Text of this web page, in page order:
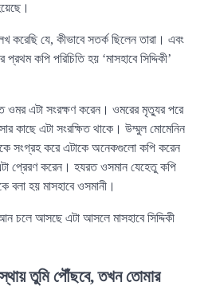
করেছি যে, কীভাবে সতর্ক ছিলেন তারা। এবং
কপি পরিচিতি হয় ‘মাসহাবে সিদ্দিকী’
এটা সংরক্ষণ করেন। ওমরের মৃত্যুর পরে
কাছে এটা সংরক্ষিত থাকে। উম্মুল মোমেনিন
সংগ্রহ করে এটাকে অনেকগুলো কপি করেন
প্রেরণ করেন। হযরত ওসমান যেহেতু কপি
বলা হয় মাসহাবে ওসমানী।
চলে আসছে এটা আসলে মাসহাবে সিদ্দিকী
তুমি পৌঁছবে, তখন তোমার